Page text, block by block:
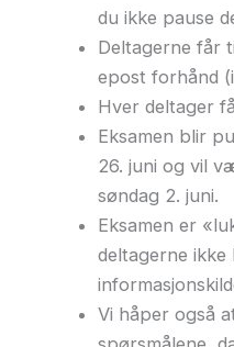
du ikke pause
Deltagerne får
epost forhånd
Hver deltager
Eksamen blir
26. juni og vil
søndag 2. juni.
Eksamen er
deltagerne
Vi håper også